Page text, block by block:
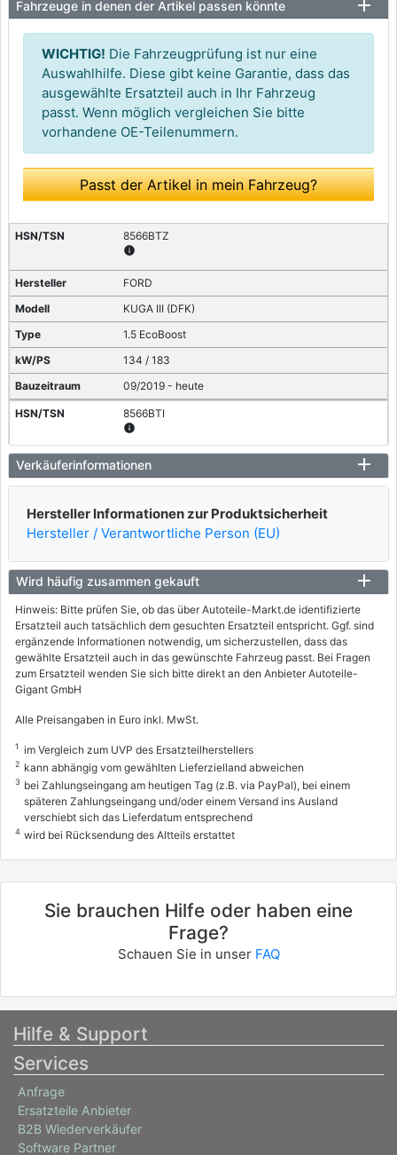
Fahrzeuge in denen der Artikel passen könnte
WICHTIG! Die Fahrzeugprüfung ist nur eine
Auswahlhilfe. Diese gibt keine Garantie, dass das
ausgewählte Ersatzteil auch in Ihr Fahrzeug
passt. Wenn möglich vergleichen Sie bitte
vorhandene OE-Teilenummern.
Passt der Artikel in mein Fahrzeug?
8566BTZ
info
FORD
KUGA III (DFK)
1.5 EcoBoost
134 / 183
09/2019 - heute
8566BTI
info
FORD
KUGA III (DFK)
1.5 Ecoboost
110 / 150
07/2019 - heute
8566BTF
info
FORD
KUGA III (DFK)
88 / 120
Verkäuferinformationen
Hersteller Informationen zur Produktsicherheit
Hersteller / Verantwortliche Person (EU)
Wird häufig zusammen gekauft
Hinweis: Bitte prüfen Sie, ob das über Autoteile-Markt.de identifizierte
Ersatzteil auch tatsächlich dem gesuchten Ersatzteil entspricht. Ggf. sind
ergänzende Informationen notwendig, um sicherzustellen, dass das
gewählte Ersatzteil auch in das gewünschte Fahrzeug passt. Bei Fragen
zum Ersatzteil wenden Sie sich bitte direkt an den Anbieter Autoteile-
Gigant GmbH
Alle Preisangaben in Euro inkl. MwSt.
1 im Vergleich zum UVP des Ersatzteilherstellers
2 kann abhängig vom gewählten Lieferzielland abweichen
3 bei Zahlungseingang am heutigen Tag (z.B. via PayPal), bei einem
späteren Zahlungseingang und/oder einem Versand ins Ausland
verschiebt sich das Lieferdatum entsprechend
4 wird bei Rücksendung des Altteils erstattet
Sie brauchen Hilfe oder haben eine
Frage?
Schauen Sie in unser FAQ
Hilfe & Support
Services
Anfrage
Ersatzteile Anbieter
B2B Wiederverkäufer
Software Partner